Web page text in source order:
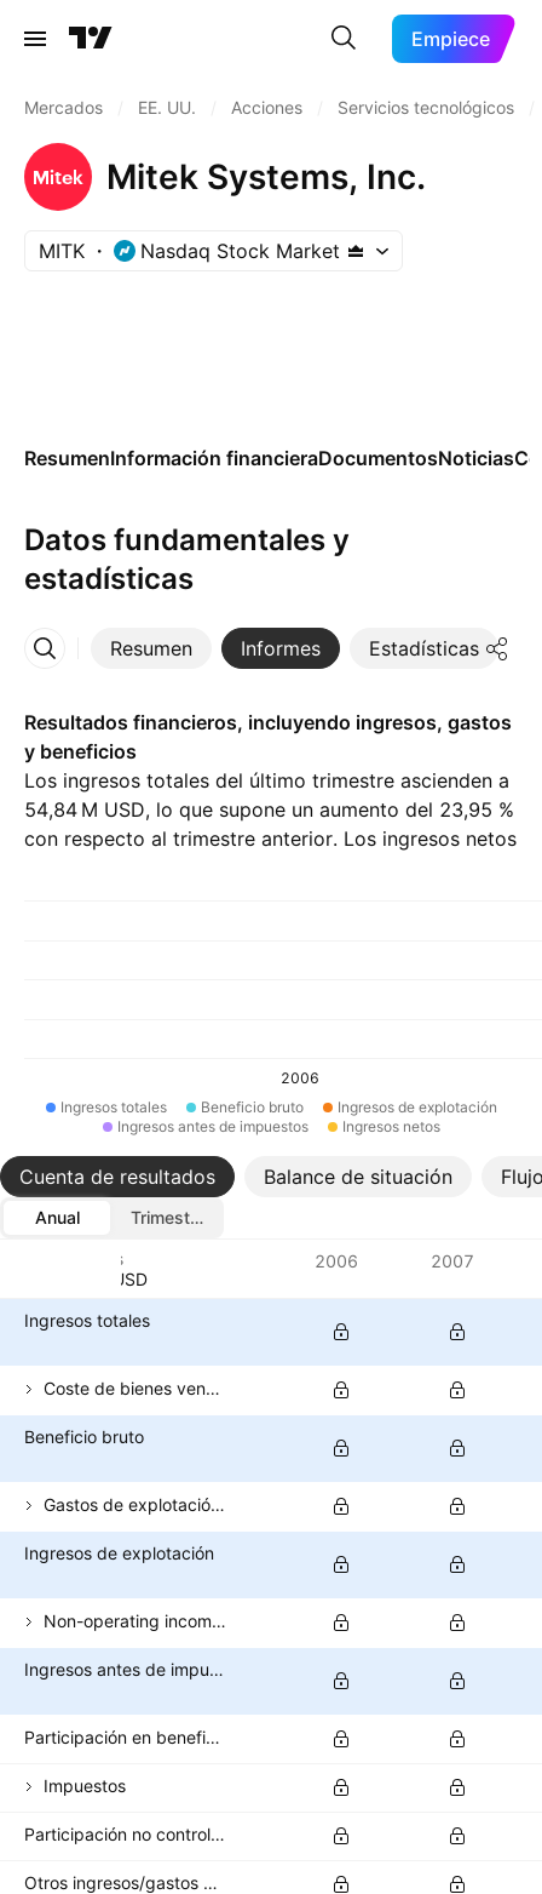
Empiece
Mercados EE. UU. Acciones Servicios tecnológicos
Mitek Systems, Inc.
MITK Nasdaq Stock Market
ResumenInformación financieraDocumentosNoticias
Datos fundamentales y
estadísticas
Resumen Informes Estadísticas
Más
Resultados financieros, incluyendo ingresos, gastos
y beneficios
Los ingresos totales del último trimestre ascienden a
‪54,84 M‬ USD, lo que supone un aumento del 23,95 %
con respecto al trimestre anterior. Los ingresos netos
2006
Ingresos totales
Beneficio bruto
Ingresos de explotación
Ingresos antes de impuestos
Ingresos netos
Cuenta de resultados Balance de situación
Anual
Trimestral
Métricas
Divisa: USD
2006 2007
Ingresos totales
Coste de bienes vendidos
Beneficio bruto
Gastos de explotación (excluido el coste de los bienes vendidos)
Ingresos de explotación
Non-operating income (total)
Ingresos antes de impuestos
Participación en beneficios
Impuestos
Participación no controladora/interés minoritario
Otros ingresos/gastos después de impuestos